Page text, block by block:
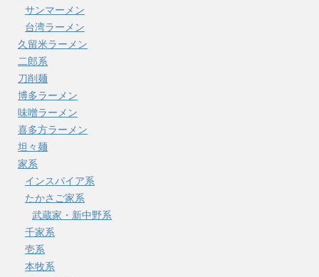
サンマーメン
台湾ラーメン
久留米ラーメン
二郎系
刀削麺
博多ラーメン
味噌ラーメン
喜多方ラーメン
坦々麺
家系
インスパイア系
たかさご家系
武蔵家・新中野系
千家系
壱系
本牧系